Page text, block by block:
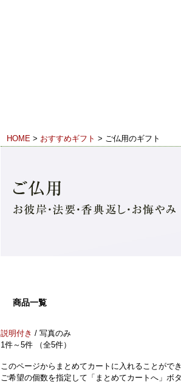
HOME > おすすめギフト > ご仏用のギフト
商品一覧
説明付き / 写真のみ
1件～5件 （全5件）
このページからまとめてカートに入れることができ
ご希望の個数を指定して「まとめてカートへ」